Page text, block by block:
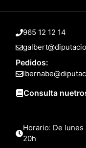
965 12 12 14
Pedidos:
Consulta
Horario: De lunes
20h